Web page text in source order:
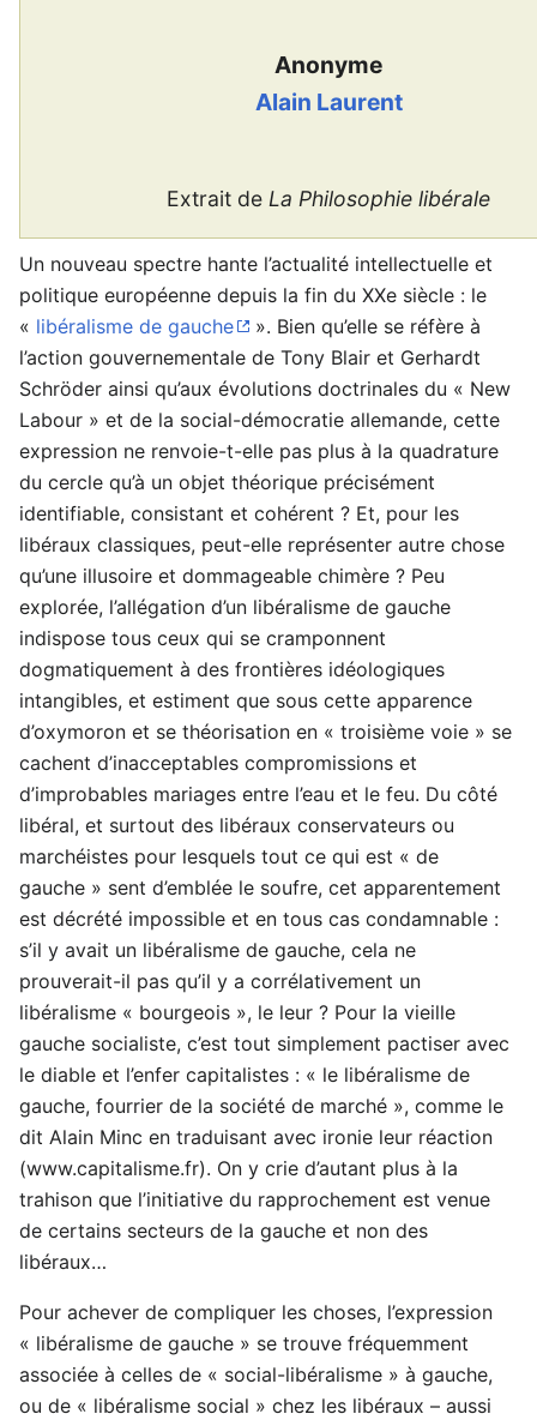
Anonyme
Alain Laurent
Extrait deLa Philosophie libérale
Un nouveau spectre hante l’actualité intellectuelle et
politique européenne depuis la fin du XXe siècle : le
« libéralisme de gauche
». Bien qu’elle se réfère à
l’action gouvernementale de Tony Blair et Gerhardt
Schröder ainsi qu’aux évolutions doctrinales du « New
Labour » et de la social-démocratie allemande, cette
expression ne renvoie-t-elle pas plus à la quadrature
du cercle qu’à un objet théorique précisément
identifiable, consistant et cohérent ? Et, pour les
libéraux classiques, peut-elle représenter autre chose
qu’une illusoire et dommageable chimère ? Peu
explorée, l’allégation d’un libéralisme de gauche
indispose tous ceux qui se cramponnent
dogmatiquement à des frontières idéologiques
intangibles, et estiment que sous cette apparence
d’oxymoron et se théorisation en « troisième voie » se
cachent d’inacceptables compromissions et
d’improbables mariages entre l’eau et le feu. Du côté
libéral, et surtout des libéraux conservateurs ou
marchéistes pour lesquels tout ce qui est « de
gauche » sent d’emblée le soufre, cet apparentement
est décrété impossible et en tous cas condamnable :
s’il y avait un libéralisme de gauche, cela ne
prouverait-il pas qu’il y a corrélativement un
libéralisme « bourgeois », le leur ? Pour la vieille
gauche socialiste, c’est tout simplement pactiser avec
le diable et l’enfer capitalistes : « le libéralisme de
gauche, fourrier de la société de marché », comme le
dit Alain Minc en traduisant avec ironie leur réaction
(www.capitalisme.fr). On y crie d’autant plus à la
trahison que l’initiative du rapprochement est venue
de certains secteurs de la gauche et non des
libéraux…
Pour achever de compliquer les choses, l’expression
« libéralisme de gauche » se trouve fréquemment
associée à celles de « social-libéralisme » à gauche,
ou de « libéralisme social » chez les libéraux – aussi